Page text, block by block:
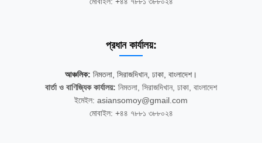
প্রধান কার্যালয়:
আঞ্চলিক: নিমতলা, সিরাজদিখান, ঢাকা, বাংলাদেশ।
বার্তা ও বাণিজ্যিক কার্যালয়: নিমতলা, সিরাজদিখান, ঢাকা, বাংলাদেশ
ইমেইল: asiansomoy@gmail.com
মোবাইল: +৪৪ ৭৮৮১ ৩৮৮০২৪